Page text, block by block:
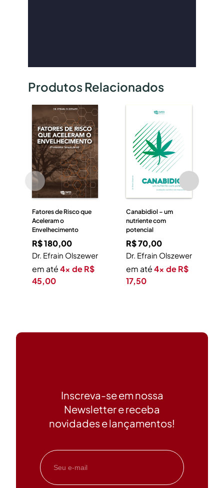
Produtos Relacionados
Fatores de Risco que
Aceleram o
Envelhecimento
R$180,00
Dr. Efrain Olszewer
em até4x de R$
45,00
Canabidiol – um
nutriente com
potencial
R$70,00
Dr. Efrain Olszewer
em até4x de R$
17,50
Inscreva-se em nossa
Newsletter e receba
novidades e lançamentos!